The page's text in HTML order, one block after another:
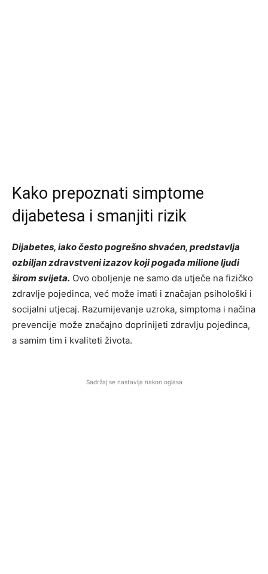
Kako prepoznati simptome
dijabetesa i smanjiti rizik
Dijabetes, iako često pogrešno shvaćen, predstavlja
ozbiljan zdravstveni izazov koji pogađa milione ljudi
širom svijeta. Ovo oboljenje ne samo da utječe na fizičko
zdravlje pojedinca, već može imati i značajan psihološki i
socijalni utjecaj. Razumijevanje uzroka, simptoma i načina
prevencije može značajno doprinijeti zdravlju pojedinca,
a samim tim i kvaliteti života.
Sadržaj se nastavlja nakon oglasa